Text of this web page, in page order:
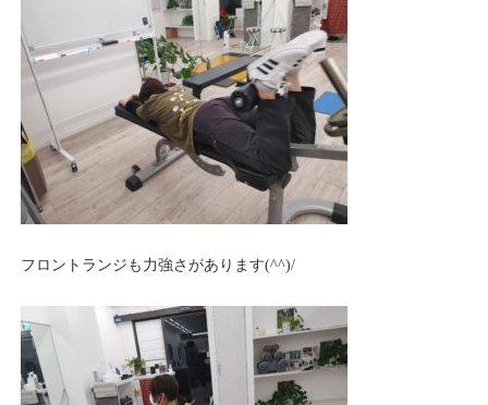
フロントランジも力強さがあります(^^)/